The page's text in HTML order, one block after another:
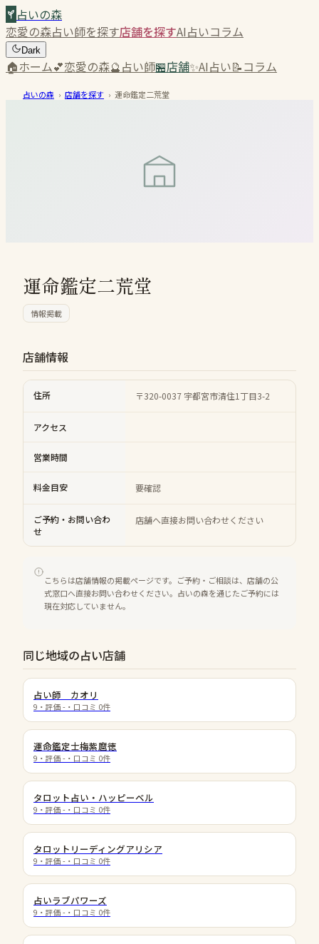
占いの森
恋愛の森占い師を探す店舗を探すAI占いコラム
Dark
🏠ホーム💕恋愛の森🔮占い師🏪店舗✨AI占い📝コラム
占いの森 › 店舗を探す › 運命鑑定二荒堂
運命鑑定二荒堂
情報掲載
店舗情報
住所 〒320-0037 宇都宮市清住1丁目3-2
アクセス
営業時間
料金目安 要確認
ご予約・お問い合わ
せ
店舗へ直接お問い合わせください
こちらは店舗情報の掲載ページです。ご予約・ご相談は、店舗の公
式窓口へ直接お問い合わせください。占いの森を通じたご予約には
現在対応していません。
同じ地域の占い店舗
占い師 カオリ
9 ・評価 - ・口コミ 0件
運命鑑定士梅紫麿徳
9 ・評価 - ・口コミ 0件
タロット占い・ハッピーベル
9 ・評価 - ・口コミ 0件
タロットリーディングアリシア
9 ・評価 - ・口コミ 0件
占いラブパワーズ
9 ・評価 - ・口コミ 0件